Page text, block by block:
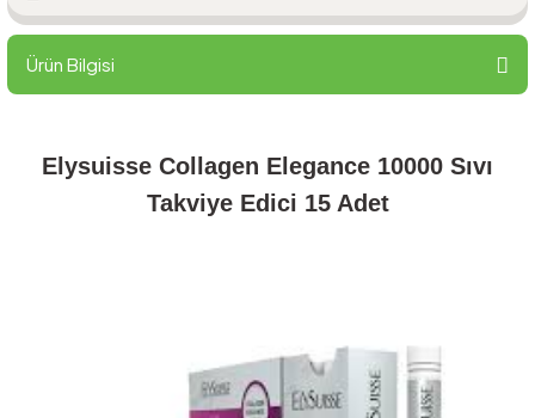
Ürün Bilgisi
Elysuisse Collagen Elegance 10000 Sıvı
Takviye Edici 15 Adet